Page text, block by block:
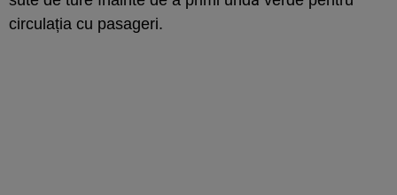
circulația cu pasageri.